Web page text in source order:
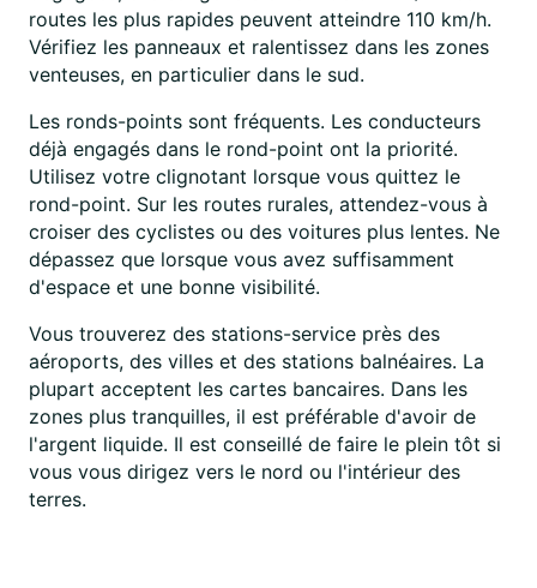
routes les plus rapides peuvent atteindre 110 km/h.
Vérifiez les panneaux et ralentissez dans les zones
venteuses, en particulier dans le sud.
Les ronds-points sont fréquents. Les conducteurs
déjà engagés dans le rond-point ont la priorité.
Utilisez votre clignotant lorsque vous quittez le
rond-point. Sur les routes rurales, attendez-vous à
croiser des cyclistes ou des voitures plus lentes. Ne
dépassez que lorsque vous avez suffisamment
d'espace et une bonne visibilité.
Vous trouverez des stations-service près des
aéroports, des villes et des stations balnéaires. La
plupart acceptent les cartes bancaires. Dans les
zones plus tranquilles, il est préférable d'avoir de
l'argent liquide. Il est conseillé de faire le plein tôt si
vous vous dirigez vers le nord ou l'intérieur des
terres.